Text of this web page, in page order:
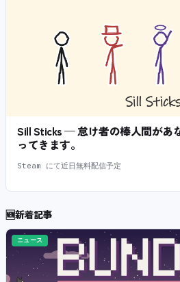
Sill Sticks — 怠け者の棒人間があ
ってきます。
Steam にて近日無料配信予定
🆕新着記事
ニュース